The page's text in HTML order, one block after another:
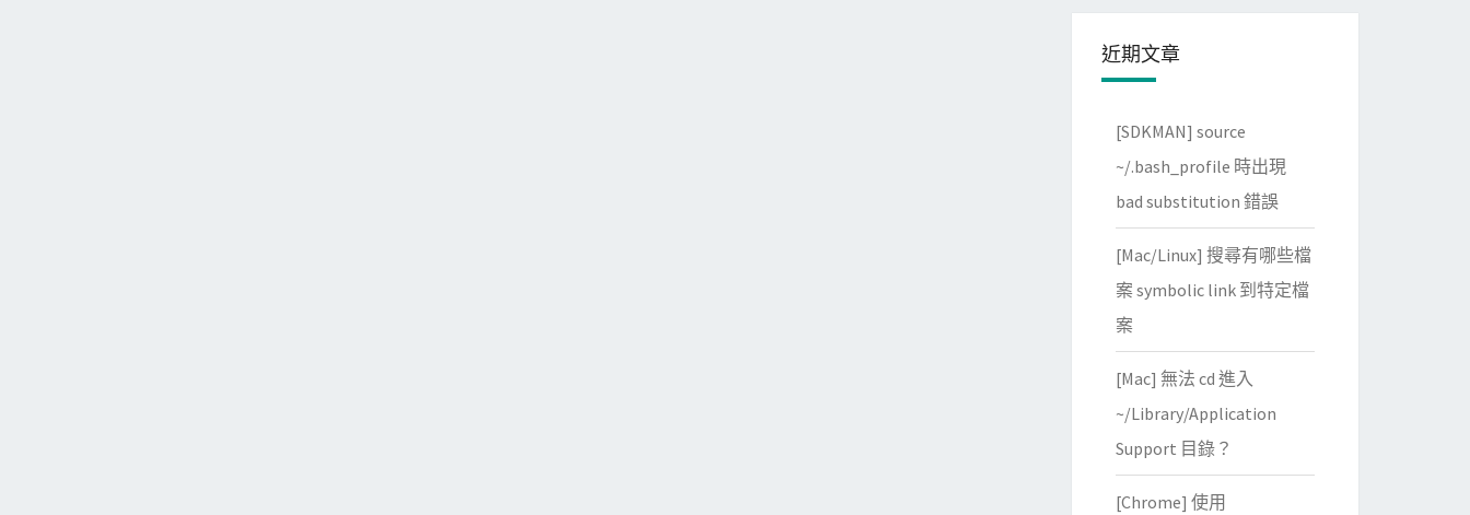
近期文章
[SDKMAN] source
~/.bash_profile 時出現
bad substitution 錯誤
[Mac/Linux] 搜尋有哪些檔
案 symbolic link 到特定檔
案
[Mac] 無法 cd 進入
~/Library/Application
Support 目錄？
[Chrome] 使用